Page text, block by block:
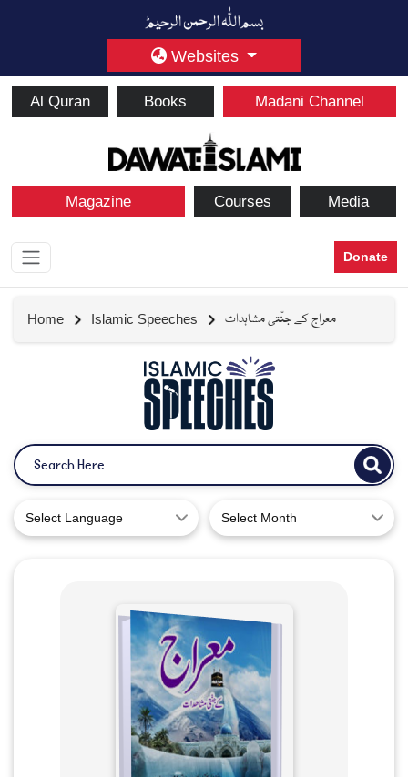
Websites
Al Quran Books Madani Channel
Magazine Courses Media
Donate
Home Islamic Speeches معراج کے جنّتی مشاہدات
Select Language Select Month